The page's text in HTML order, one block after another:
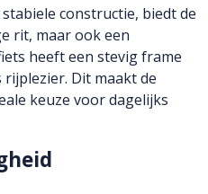
constructie, biedt de
rit, maar ook een
heeft een stevig frame
Dit maakt de
keuze voor dagelijks